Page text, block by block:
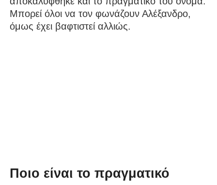
Μπορεί όλοι να τον φωνάζουν Αλέξανδρο,
όμως έχει βαφτιστεί αλλιώς.
Ποιο είναι το πραγματικό